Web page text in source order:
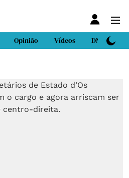
Opinião Vídeos DN Sport